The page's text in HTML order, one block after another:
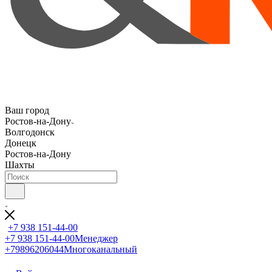
Ваш город
Ростов-на-Дону
Волгодонск
Донецк
Ростов-на-Дону
Шахты
+7 938 151-44-00
+7 938 151-44-00Менеджер
+79896206044Многоканальный